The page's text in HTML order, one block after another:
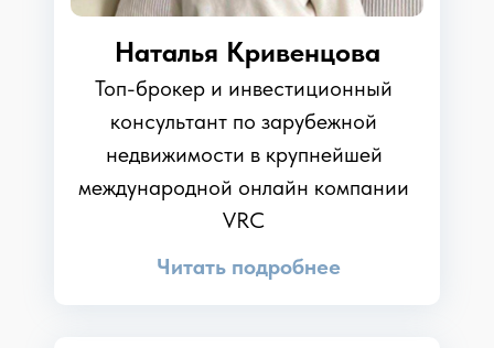
Наталья Кривенцова
Топ-брокер и инвестиционный
консультант по зарубежной
недвижимости в крупнейшей
международной онлайн компании
VRC
Читать подробнее